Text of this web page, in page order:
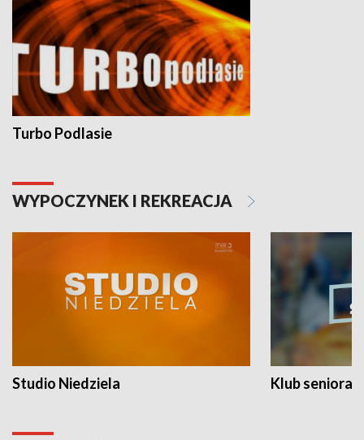
Turbo Podlasie
WYPOCZYNEK I REKREACJA
Studio Niedziela Klub seniora